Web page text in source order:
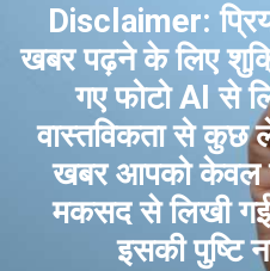
Disclaimer:
खबर पढ़ने के लिए
गए फोटो AI से
वास्तविकता से कुछ
खबर आपको
मकसद से लिखी
इसकी पुष्टि